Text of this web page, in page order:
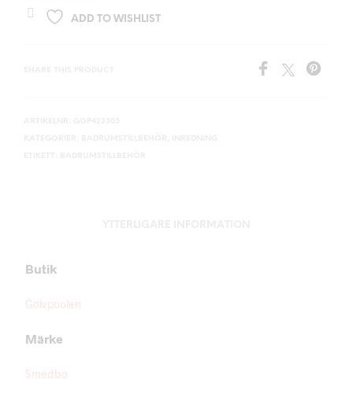
ADD TO WISHLIST
Butik
Golvpoolen
Märke
Smedbo